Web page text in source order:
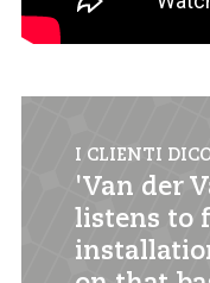
I CLIENTI
'Van der
listens to